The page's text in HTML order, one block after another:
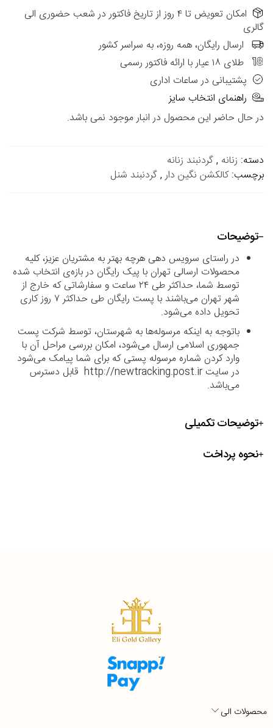
امکان تعویض تا ۴ روز از تاریخ فاکتور در شعب حضوری الی
گالری
ارسال رایگان، همه روزه، به سراسر کشور
طلای ۱۸ عیار با ارائه فاکتور رسمی
پشتیبانی در ساعات اداری
راهنمای انتخاب سایز
در حال حاضر این محصول در انبار موجود نمی باشد.
دسته: زنانه ,گردنبند زنانه
برچسب:کالکشن نگین دار ,گردنبند شنل
توضیحات
در راستای سرویس دهی هرچه بهتر به مشتریان عزیز، کلیه
محصولات ارسالی تهران با پیک رایگان در بازه‌ی انتخاب شده
توسط شما، حداکثر طی ۲۴ ساعت و سفارشاتی که خارج از
شهر تهران می‌باشند با پست رایگان طی حداکثر ۷ روز کاری
تحویل داده می‌شود.
باتوجه به اینکه مرسوله‌ها به شهرستان، توسط شرکت پست
جمهوری اسلامی ارسال می‌شود، امکان بررسی مراحل آن با
وارد کردن شماره مرسوله پستی که برای شما پیامک می‌شود
در سایت http://newtracking.post.ir قابل دسترس
می‌باشد.
توضیحات تکمیلی
نحوه پرداخت
محصولات الی